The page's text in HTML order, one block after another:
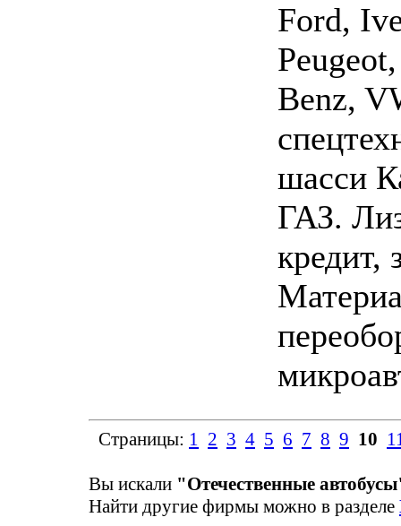
Ford,
Benz,
шасси
ГАЗ.
кредит,
Страницы: 1 2 3 4 5 6 7 8 9 10
Вы искали "Отечественные
Найти другие фирмы можно в разделе